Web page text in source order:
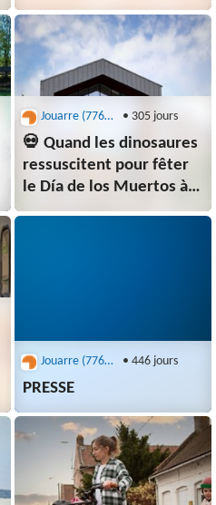
Jouarre (77640) - office de tourisme • 305 jours
💀 Quand les dinosaures
ressuscitent pour fêter
le Día de los Muertos à
Parrot World !
Jouarre (77640) - office de tourisme • 446 jours
PRESSE